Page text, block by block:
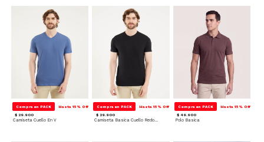
Compra en PACK Hasta 15% Off
$ 29.900
Camiseta Cuello En V
Compra en PACK Hasta 15% Off
$ 29.900
Camiseta Basica Cuello Redondo
Compra en PACK Hasta 15% Off
$ 49.900
Polo Basica